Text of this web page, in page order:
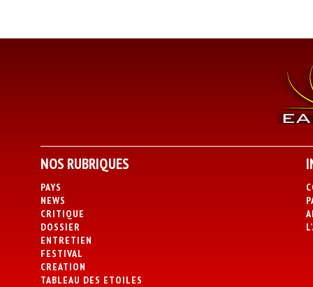
NOS RUBRIQUES
PAYS
NEWS
CRITIQUE
DOSSIER
ENTRETIEN
FESTIVAL
CREATION
TABLEAU DES ETOILES